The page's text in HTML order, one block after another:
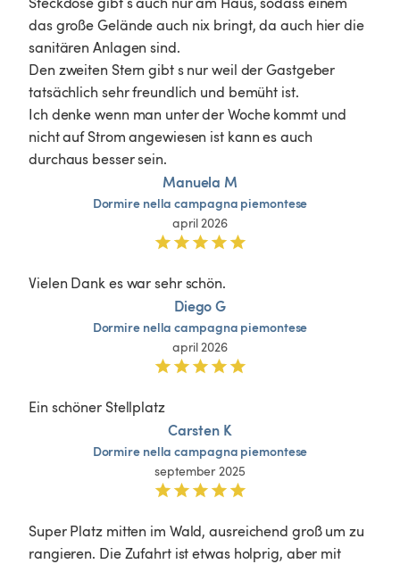
das große Gelände auch nix bringt, da auch hier die
sanitären Anlagen sind.
Den zweiten Stern gibt s nur weil der Gastgeber
tatsächlich sehr freundlich und bemüht ist.
Ich denke wenn man unter der Woche kommt und
nicht auf Strom angewiesen ist kann es auch
durchaus besser sein.
Manuela M
Dormire nella campagna piemontese
april 2026
Vielen Dank es war sehr schön.
Diego G
Dormire nella campagna piemontese
april 2026
Ein schöner Stellplatz
Carsten K
Dormire nella campagna piemontese
september 2025
Super Platz mitten im Wald, ausreichend groß um zu
rangieren. Die Zufahrt ist etwas holprig, aber mit